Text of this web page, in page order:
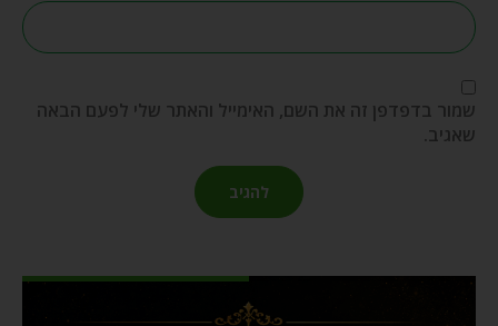
שמור בדפדפן זה את השם, האימייל והאתר שלי לפעם הבאה
שאגיב.